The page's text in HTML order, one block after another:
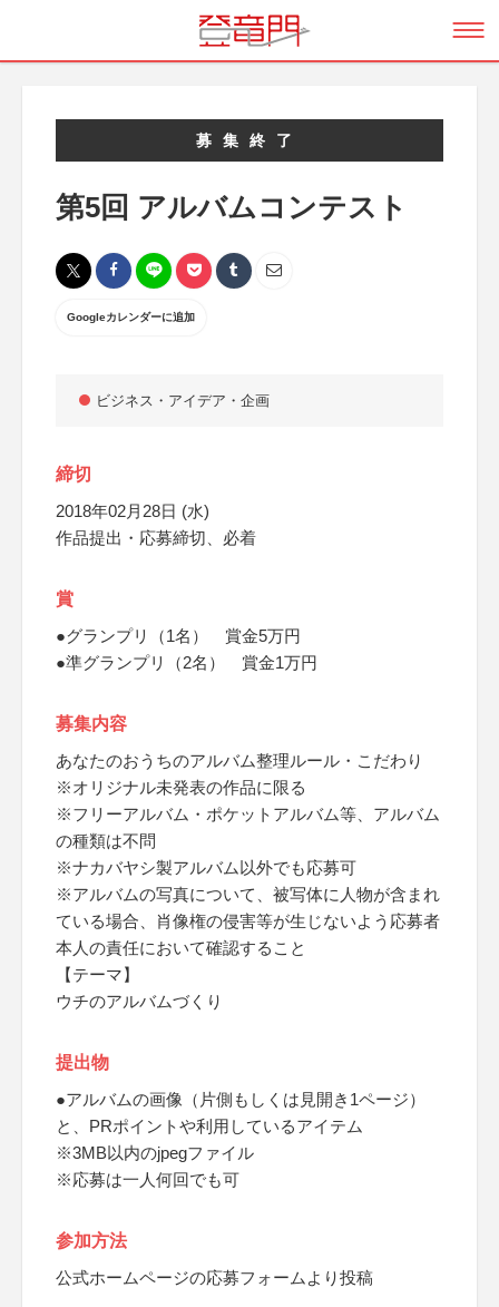
募集終了
第5回 アルバムコンテスト
Googleカレンダーに追加
ビジネス・アイデア・企画
締切
2018年02月28日 (水)
作品提出・応募締切、必着
賞
●グランプリ（1名） 賞金5万円
●準グランプリ（2名） 賞金1万円
募集内容
あなたのおうちのアルバム整理ルール・こだわり
※オリジナル未発表の作品に限る
※フリーアルバム・ポケットアルバム等、アルバム
の種類は不問
※ナカバヤシ製アルバム以外でも応募可
※アルバムの写真について、被写体に人物が含まれ
ている場合、肖像権の侵害等が生じないよう応募者
本人の責任において確認すること
【テーマ】
ウチのアルバムづくり
提出物
●アルバムの画像（片側もしくは見開き1ページ）
と、PRポイントや利用しているアイテム
※3MB以内のjpegファイル
※応募は一人何回でも可
参加方法
公式ホームページの応募フォームより投稿